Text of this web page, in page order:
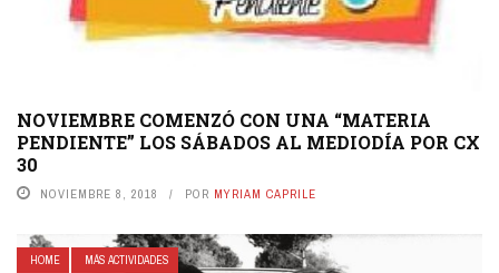
NOVIEMBRE COMENZÓ CON UNA “MATERIA
PENDIENTE” LOS SÁBADOS AL MEDIODÍA POR CX
30
NOVIEMBRE 8, 2018 POR MYRIAM CAPRILE
HOME MÁS ACTIVIDADES